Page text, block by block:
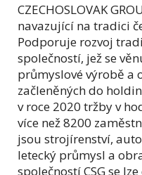
CZECHOSLOVAK
navazující na tradici
Podporuje rozvoj
společností, jež se
průmyslové výrobě a
začleněných do
v roce 2020 tržby v
více než 8200
jsou strojírenství,
letecký průmysl a
společností CSG se